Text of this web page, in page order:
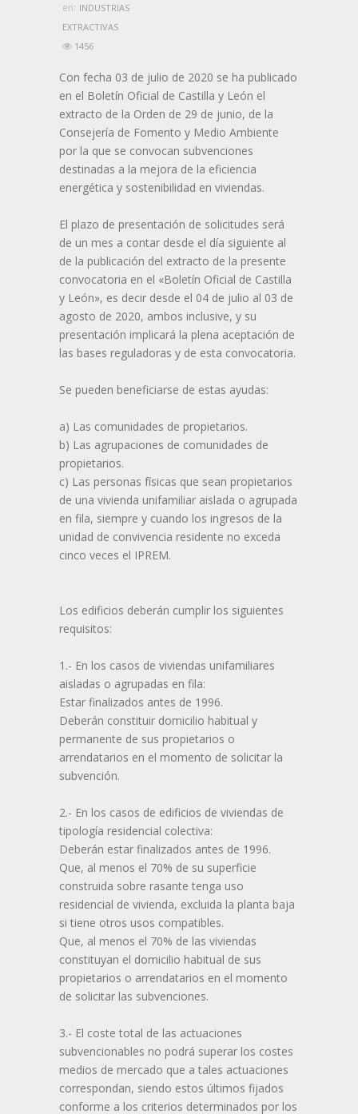
en: INDUSTRIAS
EXTRACTIVAS
1456
Con fecha 03 de julio de 2020 se ha publicado
en el Boletín Oficial de Castilla y León el
extracto de la Orden de 29 de junio, de la
Consejería de Fomento y Medio Ambiente
por la que se convocan subvenciones
destinadas a la mejora de la eficiencia
energética y sostenibilidad en viviendas.
El plazo de presentación de solicitudes será
de un mes a contar desde el día siguiente al
de la publicación del extracto de la presente
convocatoria en el «Boletín Oficial de Castilla
y León», es decir desde el 04 de julio al 03 de
agosto de 2020, ambos inclusive, y su
presentación implicará la plena aceptación de
las bases reguladoras y de esta convocatoria.
Se pueden beneficiarse de estas ayudas:
a) Las comunidades de propietarios.
b) Las agrupaciones de comunidades de
propietarios.
c) Las personas físicas que sean propietarios
de una vivienda unifamiliar aislada o agrupada
en fila, siempre y cuando los ingresos de la
unidad de convivencia residente no exceda
cinco veces el IPREM.
Los edificios deberán cumplir los siguientes
requisitos:
1.- En los casos de viviendas unifamiliares
aisladas o agrupadas en fila:
Estar finalizados antes de 1996.
Deberán constituir domicilio habitual y
permanente de sus propietarios o
arrendatarios en el momento de solicitar la
subvención.
2.- En los casos de edificios de viviendas de
tipología residencial colectiva:
Deberán estar finalizados antes de 1996.
Que, al menos el 70% de su superficie
construida sobre rasante tenga uso
residencial de vivienda, excluida la planta baja
si tiene otros usos compatibles.
Que, al menos el 70% de las viviendas
constituyan el domicilio habitual de sus
propietarios o arrendatarios en el momento
de solicitar las subvenciones.
3.- El coste total de las actuaciones
subvencionables no podrá superar los costes
medios de mercado que a tales actuaciones
correspondan, siendo estos últimos fijados
conforme a los criterios determinados por los